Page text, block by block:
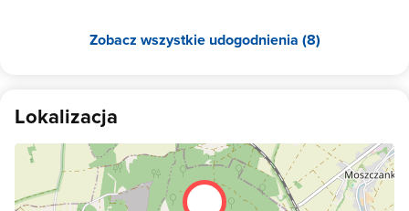
Zobacz wszystkie udogodnienia (8)
Lokalizacja